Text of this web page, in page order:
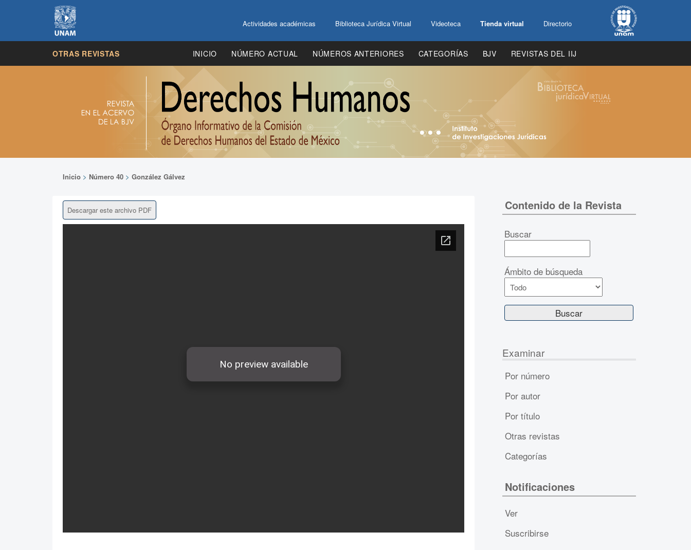
Actividades académicas Biblioteca Jurídica Virtual Videoteca Tienda virtual Directorio
OTRAS REVISTAS INICIO NÚMERO ACTUAL NÚMEROS ANTERIORES CATEGORÍAS BJV REVISTAS DEL IIJ
Inicio > Número 40 > González Gálvez
Descargar este archivo PDF Contenido de la Revista
Buscar
Ámbito de búsqueda
Examinar
Por número
Por autor
Por título
Otras revistas
Categorías
Notificaciones
Ver
Suscribirse